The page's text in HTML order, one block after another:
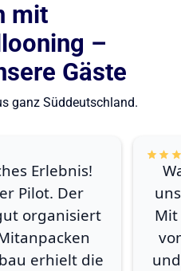
mit
–
Gäste
ganz Süddeutschland.
Erlebnis!
Pilot. Der
organisiert
erhielt die